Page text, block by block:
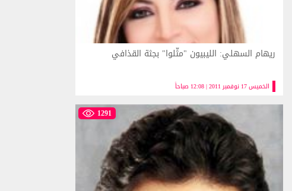
الخميس 17 نوفمبر 2011 | 12:08 صباحاً
ريهام السهلي: الليبيون "مثّلوا" بجثة القذافي
1291